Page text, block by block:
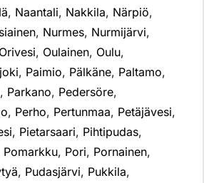
, Naantali, Nakkila, Närpiö,
, Nurmes, Nurmijärvi,
Orivesi, Oulainen, Oulu,
, Paimio, Pälkäne, Paltamo,
, Parkano, Pedersöre,
, Perho, Pertunmaa, Petäjävesi,
, Pietarsaari, Pihtipudas,
Pomarkku, Pori, Pornainen,
, Pudasjärvi, Pukkila,